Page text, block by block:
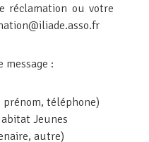
réclamation ou votre
message :
prénom, téléphone)
Jeunes
autre)